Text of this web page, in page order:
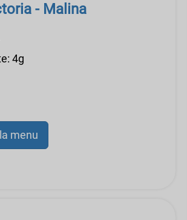
- Malina
4g
menu